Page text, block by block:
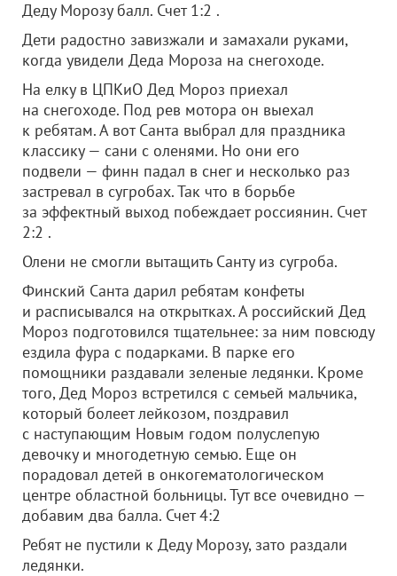
Деду Морозу балл. Счет 1:2 .
Дети радостно завизжали и замахали руками,
когда увидели Деда Мороза на снегоходе.
На елку в ЦПКиО Дед Мороз приехал
на снегоходе. Под рев мотора он выехал
к ребятам. А вот Санта выбрал для праздника
классику — сани с оленями. Но они его
подвели — финн падал в снег и несколько раз
застревал в сугробах. Так что в борьбе
за эффектный выход побеждает россиянин. Счет
2:2 .
Олени не смогли вытащить Санту из сугроба.
Финский Санта дарил ребятам конфеты
и расписывался на открытках. А российский Дед
Мороз подготовился тщательнее: за ним повсюду
ездила фура с подарками. В парке его
помощники раздавали зеленые ледянки. Кроме
того, Дед Мороз встретился с семьей мальчика,
который болеет лейкозом, поздравил
с наступающим Новым годом полуслепую
девочку и многодетную семью. Еще он
порадовал детей в онкогематологическом
центре областной больницы. Тут все очевидно —
добавим два балла. Счет 4:2
Ребят не пустили к Деду Морозу, зато раздали
ледянки.